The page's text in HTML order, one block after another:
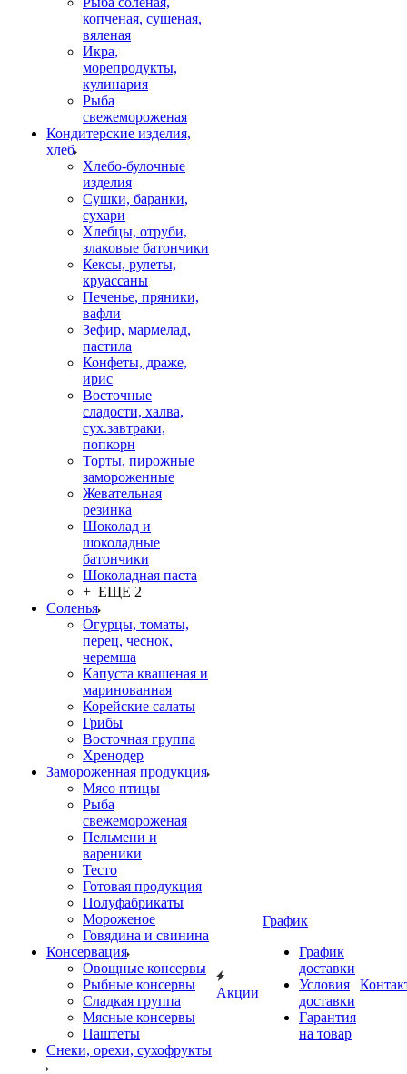
копченая, сушеная,
вяленая
Икра,
морепродукты,
кулинария
Рыба
свежемороженая
Кондитерские изделия,
хлеб
Хлебо-булочные
изделия
Сушки, баранки,
сухари
Хлебцы, отруби,
злаковые батончики
Кексы, рулеты,
круассаны
Печенье, пряники,
вафли
Зефир, мармелад,
пастила
Конфеты, драже,
ирис
Восточные
сладости, халва,
сух.завтраки,
попкорн
Торты, пирожные
замороженные
Жевательная
резинка
Шоколад и
шоколадные
батончики
Шоколадная паста
+ ЕЩЕ 2
Соленья
Огурцы, томаты,
перец, чеснок,
черемша
Капуста квашеная и
маринованная
Корейские салаты
Грибы
Восточная группа
Хренодер
Замороженная продукция
Мясо птицы
Рыба
свежемороженая
Пельмени и
вареники
Тесто
Готовая продукция
Полуфабрикаты
Мороженое
Говядина и свинина
Консервация
Овощные консервы
Рыбные консервы
Сладкая группа
Мясные консервы
Паштеты
Снеки, орехи, сухофрукты
Акции
График
График
доставки
Условия
доставки
Гарантия
на товар